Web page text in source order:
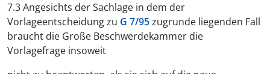
7.3 Angesichts der Sachlage in dem der
Vorlageentscheidung zu G 7/95zugrunde liegenden Fall
braucht die Große Beschwerdekammer die
Vorlagefrage insoweit